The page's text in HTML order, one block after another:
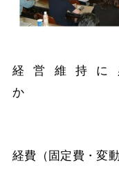
経営維持に
経費（固定費・変